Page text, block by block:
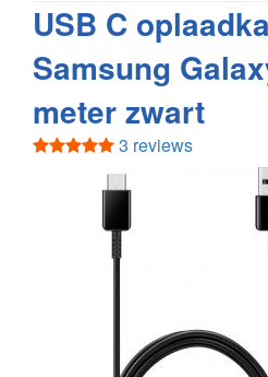
USB C
Samsung
meter zwart
3 reviews